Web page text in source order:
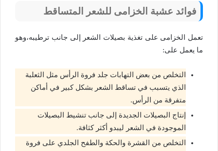
فوائد عشبة الخزامى للشعر المتساقط
تعمل الخزامى على تغذية بصيلات الشعر إلى جانب ترطيبه،وهو
ما يعمل على:
التخلص من بعض التهابات جلد فروة الرأس مثل الثعلبة
الذي يتسبب في تساقط الشعر بشكل كبير في أماكن
متفرقة من الرأس.
إنتاج البصيلات الجديدة إلى جانب تنشيط البصيلات
الموجودة في الشعر ليبدو أكثر كثافة.
التخلص من القشرة والحكة والطفح الجلدي على فروة